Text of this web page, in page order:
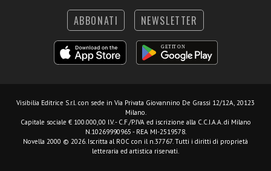
ABBONATI NEWSLETTER
Visibilia Editrice S.r.l. con sede in Via Privata Giovannino De Grassi 12/12A, 20123
Milano.
Capitale sociale € 100.000,00 I.V. - C.F./P.IVA ed iscrizione alla C.C.I.A.A. di Milano
N.10269990965 - REA MI-2519578.
Novella 2000 © 2026. Iscritta al ROC con il n.37767. Tutti i diritti di proprietà
letteraria ed artistica riservati.